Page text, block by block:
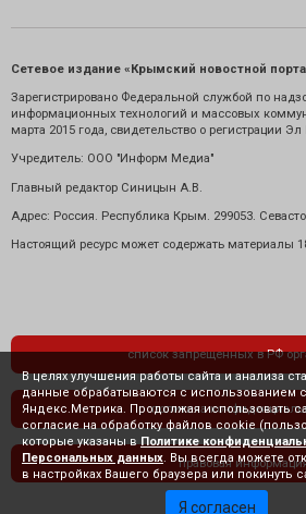
Сетевое издание «Крымский новостной
Зарегистрировано Федеральной службой по
информационных технологий и массовых
марта 2015 года, свидетельство о регистрации
Учредитель: ООО "Информ Медиа"
Главный редактор Синицын А.В.
Адрес: Россия. Республика Крым. 299053.
Настоящий ресурс может содержать материалы
список запрещенных в РФ
политика
правовая
В целях улучшения работы сайта и анализа
данные обрабатываются с использованием
Яндекс.Метрика. Продолжая использовать
согласие на обработку файлов cookie
которые указаны в Политике
Персональных данных . Вы всегда можете
в настройках Вашего браузера или покинуть
Я согласен